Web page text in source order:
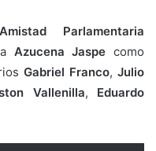
Parlamentaria
Azucena Jaspe como
Gabriel Franco,Julio
Vallenilla, Eduardo